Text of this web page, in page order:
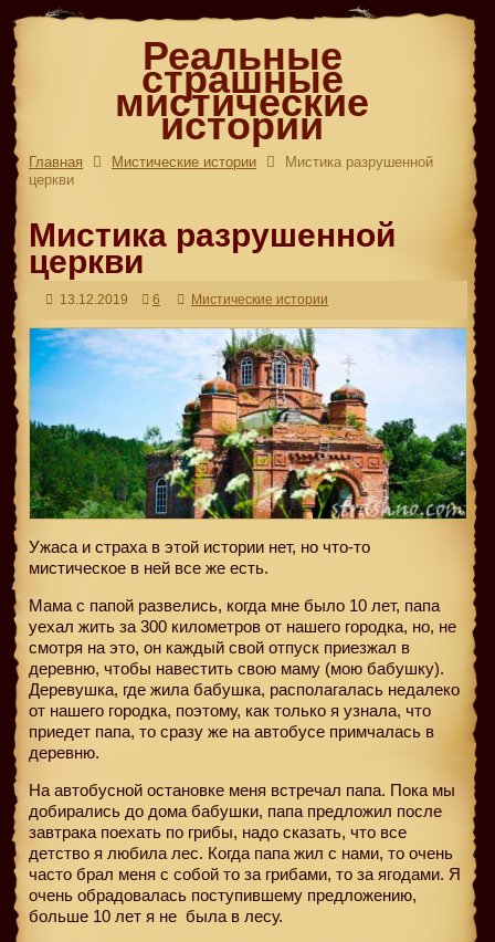
Реальные
страшные
мистические
истории
Главная Мистические истории
Мистика разрушенной
церкви
Мистика разрушенной
церкви
13.12.2019 6 Мистические истории
Ужаса и страха в этой истории нет, но что-то
мистическое в ней все же есть.
Мама с папой развелись, когда мне было 10 лет, папа
уехал жить за 300 километров от нашего городка, но, не
смотря на это, он каждый свой отпуск приезжал в
деревню, чтобы навестить свою маму (мою бабушку).
Деревушка, где жила бабушка, располагалась недалеко
от нашего городка, поэтому, как только я узнала, что
приедет папа, то сразу же на автобусе примчалась в
деревню.
На автобусной остановке меня встречал папа. Пока мы
добирались до дома бабушки, папа предложил после
завтрака поехать по грибы, надо сказать, что все
детство я любила лес. Когда папа жил с нами, то очень
часто брал меня с собой то за грибами, то за ягодами. Я
очень обрадовалась поступившему предложению,
больше 10 лет я не была в лесу.